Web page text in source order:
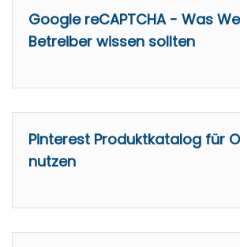
Google reCAPTCHA - Was
Betreiber wissen sollten
Pinterest Produktkatalog für
nutzen